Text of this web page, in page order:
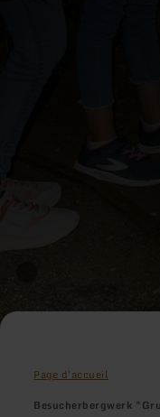
Page d'accueil
Besucherbergwerk